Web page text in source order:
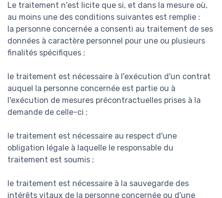
Le traitement n'est licite que si, et dans la mesure où,
au moins une des conditions suivantes est remplie :
la personne concernée a consenti au traitement de ses
données à caractère personnel pour une ou plusieurs
finalités spécifiques ;
le traitement est nécessaire à l'exécution d'un contrat
auquel la personne concernée est partie ou à
l'exécution de mesures précontractuelles prises à la
demande de celle-ci ;
le traitement est nécessaire au respect d'une
obligation légale à laquelle le responsable du
traitement est soumis ;
le traitement est nécessaire à la sauvegarde des
intérêts vitaux de la personne concernée ou d'une